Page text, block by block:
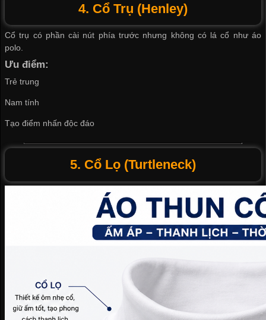
4. Cổ Trụ (Henley)
Cổ trụ có phần cài nút phía trước nhưng không có lá cổ như áo
polo.
Ưu điểm:
Trẻ trung
Nam tính
Tạo điểm nhấn độc đáo
5. Cổ Lọ (Turtleneck)